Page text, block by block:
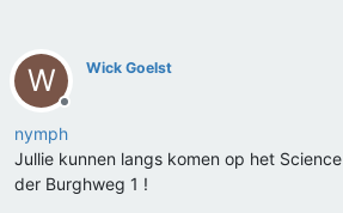
W
Offline
Wick Goelst
nymph
Jullie kunnen langs komen op het
der Burghweg 1 !